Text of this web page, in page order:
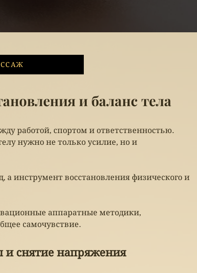
и баланс тела
работой, спортом и ответственностью.
нужно не только усилие, но и
а инструмент восстановления физического и
аппаратные методики,
самочувствие.
снятие напряжения